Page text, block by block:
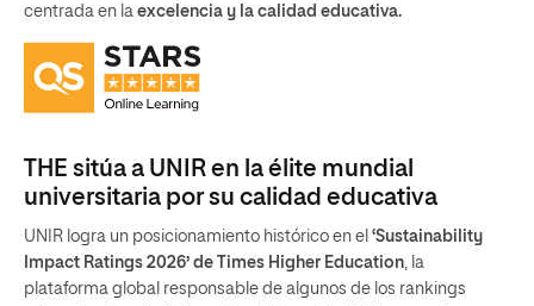
centrada en la excelencia y la calidad educativa.
THE sitúa a UNIR en la élite mundial
universitaria por su calidad educativa
UNIR logra un posicionamiento histórico en el ‘Sustainability
Impact Ratings 2026’ de Times Higher Education, la
plataforma global responsable de algunos de los rankings